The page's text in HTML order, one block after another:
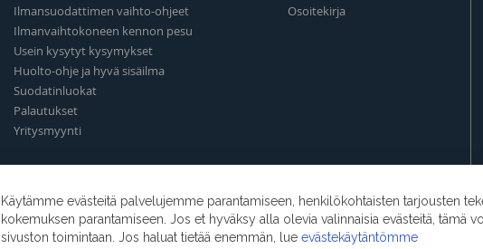
Ilmansuodattimen vaihto-ohjeet
Ilmanvaihtokoneen kennon pesu
Usein kysytyt kysymykset
Huolto-ohje ja hyvä sisäilma
Suodatinluokat
Palautukset
Yritysmyynti
Osoitekirja
Käytämme evästeitä palvelujemme parantamiseen, henkilökohtaisten tarjousten
kokemuksen parantamiseen. Jos et hyväksy alla olevia valinnaisia evästeitä, tämä
sivuston toimintaan. Jos haluat tietää enemmän, lue evästekäytäntömme